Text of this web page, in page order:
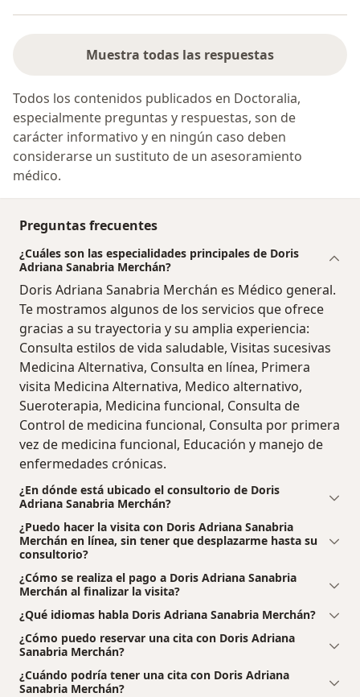
Muestra todas las respuestas
Todos los contenidos publicados en Doctoralia,
especialmente preguntas y respuestas, son de
carácter informativo y en ningún caso deben
considerarse un sustituto de un asesoramiento
médico.
Preguntas frecuentes
¿Cuáles son las especialidades principales de Doris
Adriana Sanabria Merchán?
Doris Adriana Sanabria Merchán es Médico general.
Te mostramos algunos de los servicios que ofrece
gracias a su trayectoria y su amplia experiencia:
Consulta estilos de vida saludable, Visitas sucesivas
Medicina Alternativa, Consulta en línea, Primera
visita Medicina Alternativa, Medico alternativo,
Sueroterapia, Medicina funcional, Consulta de
Control de medicina funcional, Consulta por primera
vez de medicina funcional, Educación y manejo de
enfermedades crónicas.
¿En dónde está ubicado el consultorio de Doris
Adriana Sanabria Merchán?
¿Puedo hacer la visita con Doris Adriana Sanabria
Merchán en línea, sin tener que desplazarme hasta su
consultorio?
¿Cómo se realiza el pago a Doris Adriana Sanabria
Merchán al finalizar la visita?
¿Qué idiomas habla Doris Adriana Sanabria Merchán?
¿Cómo puedo reservar una cita con Doris Adriana
Sanabria Merchán?
¿Cuándo podría tener una cita con Doris Adriana
Sanabria Merchán?